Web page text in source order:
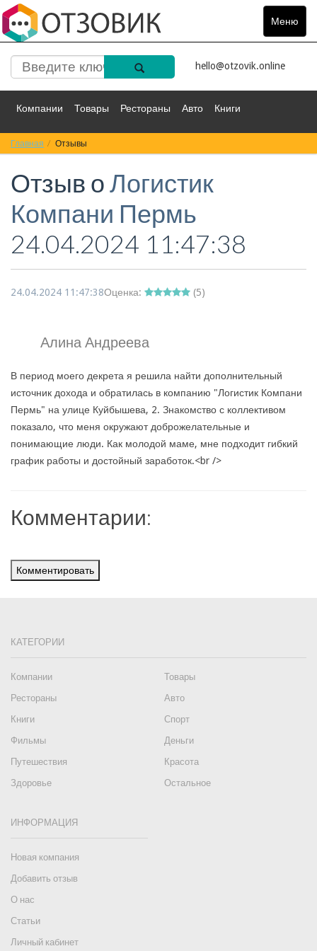
Меню
Toggle
hello@otzovik.online
Компании Товары Рестораны Авто Книги
Спорт Фильмы
Красота Здоровье Остальное
Главная Отзывы
Отзыв оЛогистик
Компани Пермь
24.04.2024 11:47:38
24.04.2024 11:47:38Оценка: (5)
Алина Андреева
В период моего декрета я решила найти дополнительный
источник дохода и обратилась в компанию "Логистик Компани
Пермь" на улице Куйбышева, 2. Знакомство с коллективом
показало, что меня окружают доброжелательные и
понимающие люди. Как молодой маме, мне подходит гибкий
график работы и достойный заработок.<br />
Комментарии:
Комментировать
КАТЕГОРИИ
Компании
Товары
Рестораны
Авто
Книги
Спорт
Фильмы
Деньги
Путешествия
Красота
Здоровье
Остальное
ИНФОРМАЦИЯ
Новая компания
Добавить отзыв
О нас
Статьи
Личный кабинет